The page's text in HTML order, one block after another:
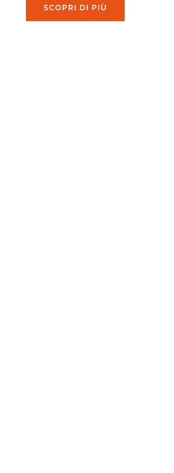
SCOPRI DI PIÙ